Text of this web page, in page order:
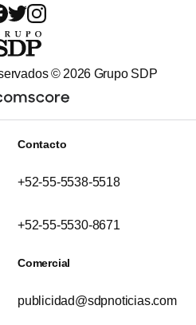
© 2026 Grupo SDP
Contacto
+52-55-5538-5518
+52-55-5530-8671
Comercial
publicidad@sdpnoticias.com